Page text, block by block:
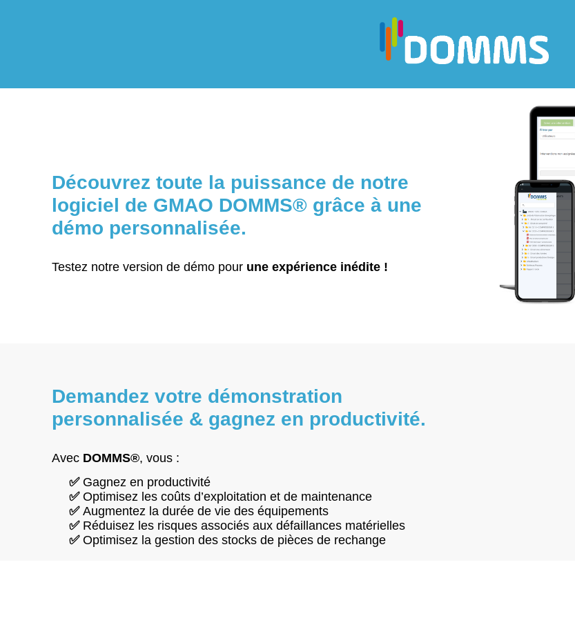
Découvrez toute la puissance de notre
logiciel de GMAO DOMMS®grâce à une
démo personnalisée.
Testez notre version de démo pour une expérience inédite !
Demandez votre démonstration
personnalisée & gagnez en productivité.
Avec DOMMS®, vous :
✅ Gagnez en productivité
✅ Optimisez les coûts d’exploitation et de maintenance
✅ Augmentez la durée de vie des équipements
✅ Réduisez les risques associés aux défaillances matérielles
✅ Optimisez la gestion des stocks de pièces de rechange